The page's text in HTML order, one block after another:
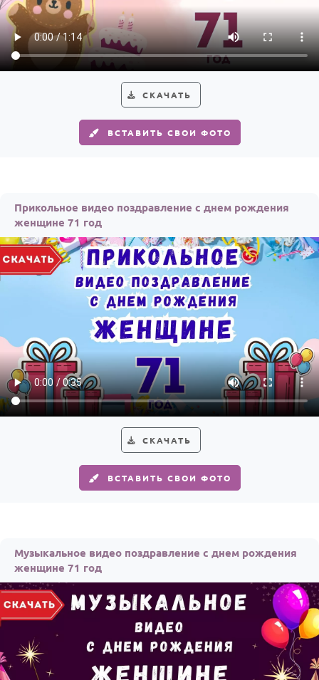
СКАЧАТЬ
ВСТАВИТЬ СВОИ ФОТО
Прикольное видео поздравление с днем рождения
женщине 71 год
СКАЧАТЬ
ВСТАВИТЬ СВОИ ФОТО
Музыкальное видео поздравление с днем рождения
женщине 71 год